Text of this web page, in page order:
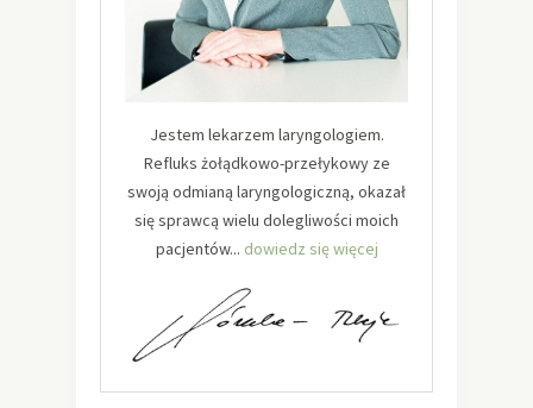
Jestem lekarzem laryngologiem.
Refluks żołądkowo-przełykowy ze
swoją odmianą laryngologiczną, okazał
się sprawcą wielu dolegliwości moich
pacjentów... dowiedz się więcej